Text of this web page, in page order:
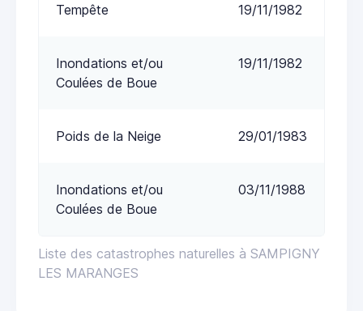
Liste des catastrophes naturelles à SAMPIGNY
LES MARANGES
Tempête 19/11/1982
Inondations et/ou
Coulées de Boue
19/11/1982
Poids de la Neige 29/01/1983
Inondations et/ou
Coulées de Boue
03/11/1988